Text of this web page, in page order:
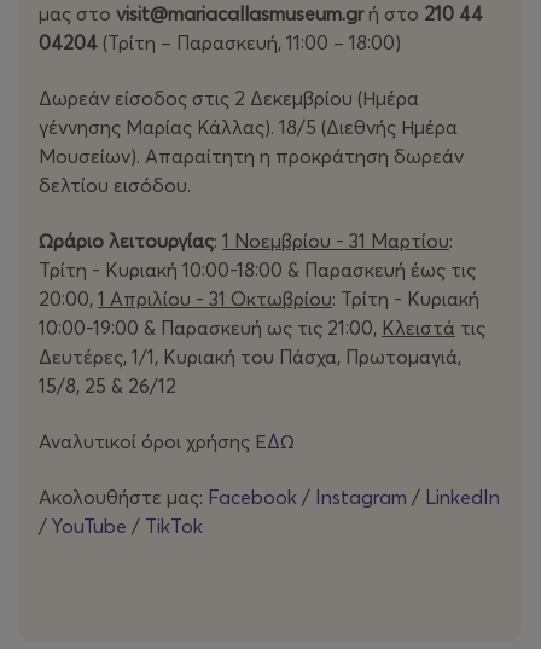
μας στο visit@mariacallasmuseum.grή στο 210 44
04204 (Τρίτη – Παρασκευή, 11:00 – 18:00)
Δωρεάν είσοδος στις 2 Δεκεμβρίου (Ημέρα
γέννησης Μαρίας Κάλλας). 18/5 (Διεθνής Ημέρα
Μουσείων). Απαραίτητη η προκράτηση δωρεάν
δελτίου εισόδου.
Ωράριο λειτουργίας: 1 Νοεμβρίου - 31 Μαρτίου:
Τρίτη - Κυριακή 10:00-18:00 & Παρασκευή έως τις
20:00, 1 Απριλίου - 31 Οκτωβρίου: Τρίτη - Κυριακή
10:00-19:00 & Παρασκευή ως τις 21:00, Κλειστά τις
Δευτέρες, 1/1, Κυριακή του Πάσχα, Πρωτομαγιά,
15/8, 25 & 26/12
Αναλυτικοί όροι χρήσης ΕΔΩ
Ακολουθήστε μας: Facebook / Instagram / LinkedIn
/ YouTube / TikTok